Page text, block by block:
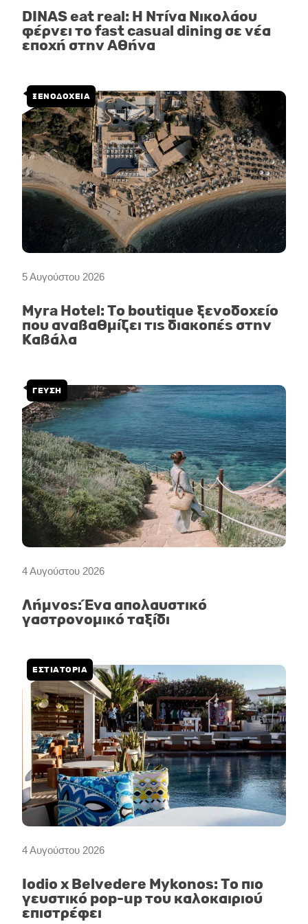
DINAS eat real: Η Ντίνα Νικολάου
φέρνει το fast casual dining σε νέα
εποχή στην Αθήνα
5 Αυγούστου 2026
ΞΕΝΟΔΟΧΕΙΑ
Myra Hotel: Το boutique ξενοδοχείο
που αναβαθμίζει τις διακοπές στην
Καβάλα
4 Αυγούστου 2026
ΓΕΥΣΗ
Λήμνος: Ένα απολαυστικό
γαστρονομικό ταξίδι
4 Αυγούστου 2026
ΕΣΤΙΑΤΟΡΙΑ
Iodio x Belvedere Mykonos: Το πιο
γευστικό pop-up του καλοκαιριού
επιστρέφει